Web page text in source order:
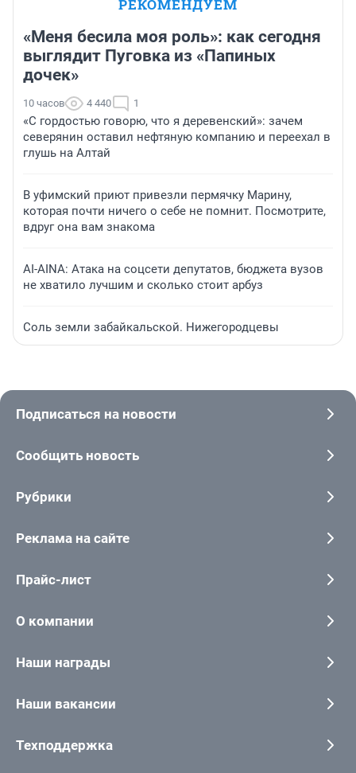
РЕКОМЕНДУЕМ
«Меня бесила моя роль»: как сегодня
выглядит Пуговка из «Папиных
дочек»
10 часов 4 440 1
«С гордостью говорю, что я деревенский»: зачем
северянин оставил нефтяную компанию и переехал в
глушь на Алтай
В уфимский приют привезли пермячку Марину,
которая почти ничего о себе не помнит. Посмотрите,
вдруг она вам знакома
AI-AINA: Атака на соцсети депутатов, бюджета вузов
не хватило лучшим и сколько стоит арбуз
Соль земли забайкальской. Нижегородцевы
Подписаться на новости
Сообщить новость
Рубрики
Реклама на сайте
Прайс-лист
О компании
Наши награды
Наши вакансии
Техподдержка